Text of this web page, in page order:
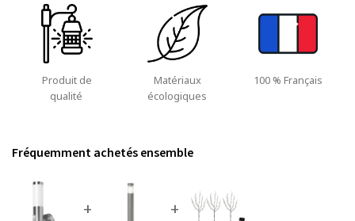
Produit de
qualité
Matériaux
écologiques
100 % Français
Fréquemment achetés ensemble
+ +